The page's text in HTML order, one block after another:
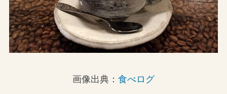
画像出典： 食べログ